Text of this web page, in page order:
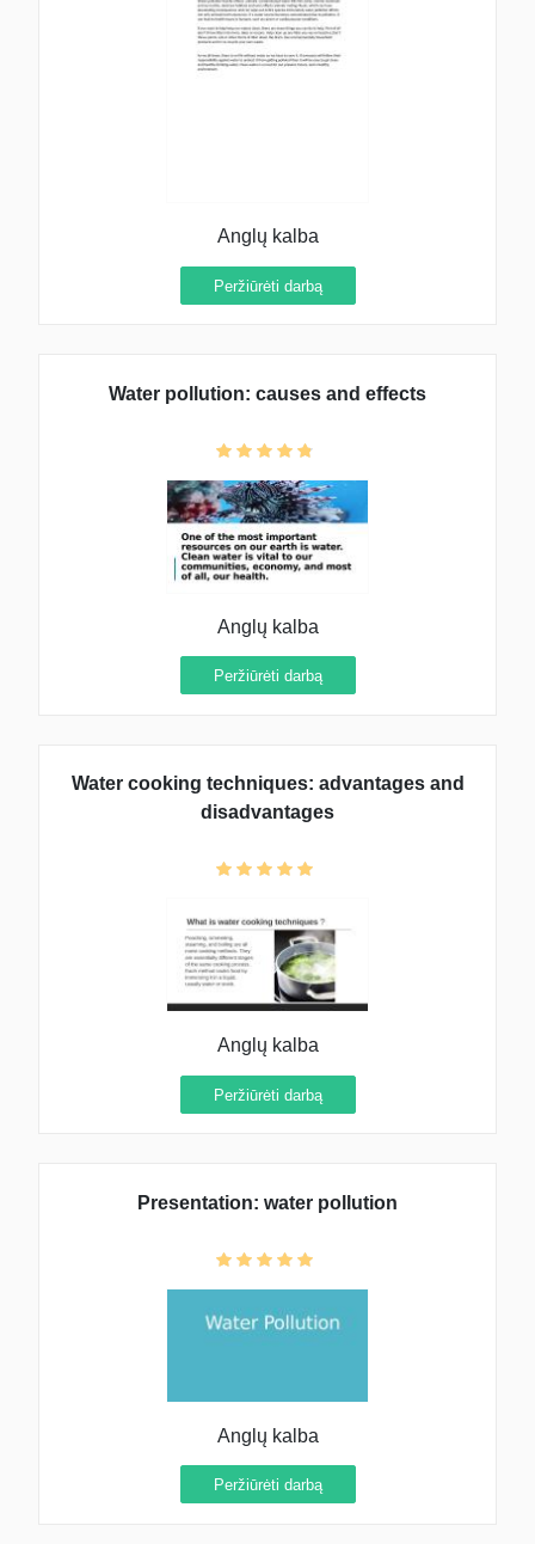
Anglų kalba
Peržiūrėti darbą
Water pollution: causes and effects
Anglų kalba
Peržiūrėti darbą
Water cooking techniques: advantages and
disadvantages
Anglų kalba
Peržiūrėti darbą
Presentation: water pollution
Anglų kalba
Peržiūrėti darbą